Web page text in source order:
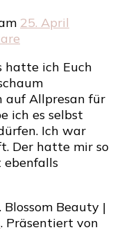
25. April
Skin
Cair
Schaumpflege
mit
leckerem
Duft
–
Cremen
hatte ich Euch
auf Allpresan für
ich es selbst
Ich war
Der hatte mir so
ebenfalls
. Blossom Beauty |
. Präsentiert von